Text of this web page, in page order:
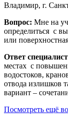
Владимир, г.
Вопрос: Мне на
определиться с
или
Ответ
местах с
водостоков,
отвода излишков
вариант –
Посмотреть ещё